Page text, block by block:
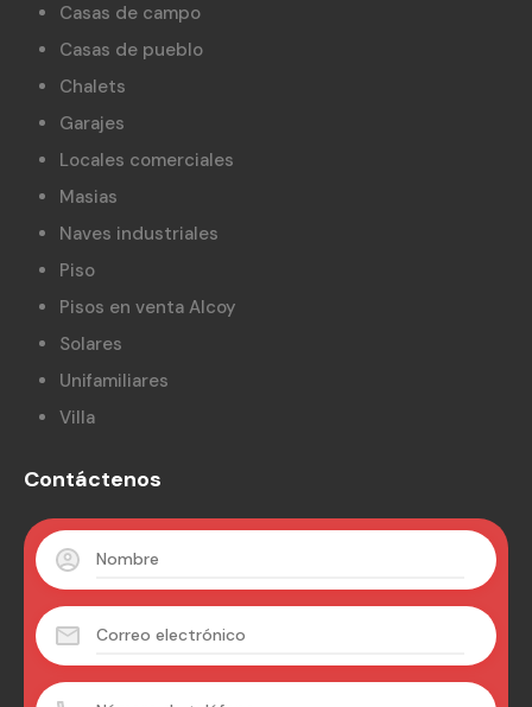
Casas de campo
Casas de pueblo
Chalets
Garajes
Locales comerciales
Masias
Naves industriales
Piso
Pisos en venta Alcoy
Solares
Unifamiliares
Villa
Contáctenos